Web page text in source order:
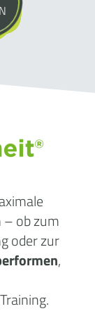
– ob zum
oder zur
,